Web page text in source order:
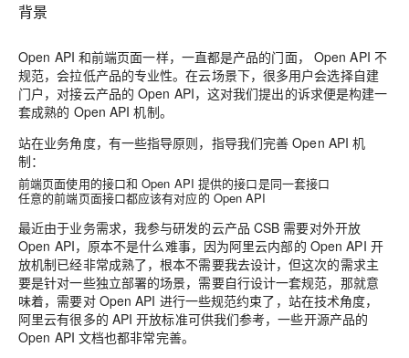
背景
Open API 和前端页面一样，一直都是产品的门面， Open API 不
规范，会拉低产品的专业性。在云场景下，很多用户会选择自建
门户，对接云产品的 Open API，这对我们提出的诉求便是构建一
套成熟的 Open API 机制。
站在业务角度，有一些指导原则，指导我们完善 Open API 机
制：
前端页面使用的接口和 Open API 提供的接口是同一套接口
任意的前端页面接口都应该有对应的 Open API
最近由于业务需求，我参与研发的云产品 CSB 需要对外开放
Open API，原本不是什么难事，因为阿里云内部的 Open API 开
放机制已经非常成熟了，根本不需要我去设计，但这次的需求主
要是针对一些独立部署的场景，需要自行设计一套规范，那就意
味着，需要对 Open API 进行一些规范约束了，站在技术角度，
阿里云有很多的 API 开放标准可供我们参考，一些开源产品的
Open API 文档也都非常完善。